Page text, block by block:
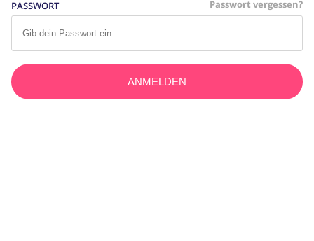
Passwort vergessen?
PASSWORT